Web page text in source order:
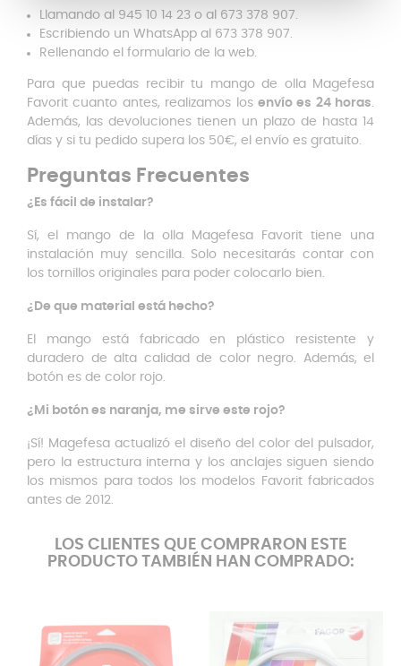
Llamando al 945 10 14 23 o al 673 378 907.
Escribiendo un WhatsApp al 673 378 907.
Rellenando el formulario de la web.
Para que puedas recibir tu mango de olla Magefesa
Favorit cuanto antes, realizamos los envío es 24 horas.
Además, las devoluciones tienen un plazo de hasta 14
días y si tu pedido supera los 50€, el envío es gratuito.
Preguntas Frecuentes
¿Es fácil de instalar?
Sí, el mango de la olla Magefesa Favorit tiene una
instalación muy sencilla. Solo necesitarás contar con
los tornillos originales para poder colocarlo bien.
¿De que material está hecho?
El mango está fabricado en plástico resistente y
duradero de alta calidad de color negro. Además, el
botón es de color rojo.
¿Mi botón es naranja, me sirve este rojo?
¡Sí! Magefesa actualizó el diseño del color del pulsador,
pero la estructura interna y los anclajes siguen siendo
los mismos para todos los modelos Favorit fabricados
antes de 2012.
LOS CLIENTES QUE COMPRARON ESTE
PRODUCTO TAMBIÉN HAN COMPRADO: